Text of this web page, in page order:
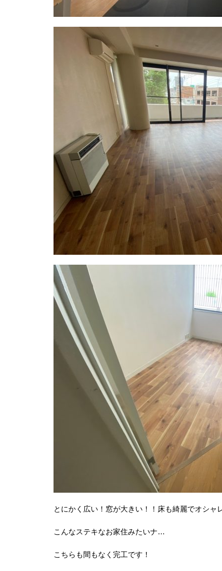
とにかく広い！窓が大きい！！床も綺麗でオシャ
こんなステキなお家住みたいナ…
こちらも間もなく完工です！